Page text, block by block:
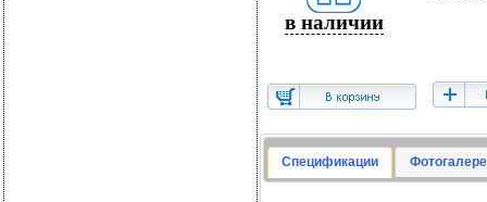
в наличии
Спецификации